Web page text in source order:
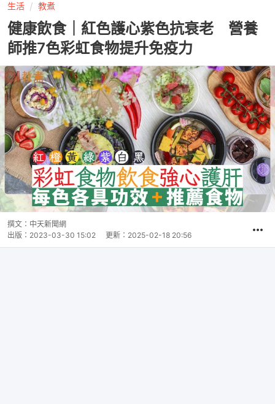
生活 教煮
健康飲食｜紅色護心紫色抗衰老 營養
師推7色彩虹食物提升免疫力
撰文： 中天新聞網
出版： 2023-03-30 15:02 更新： 2025-02-18 20:56